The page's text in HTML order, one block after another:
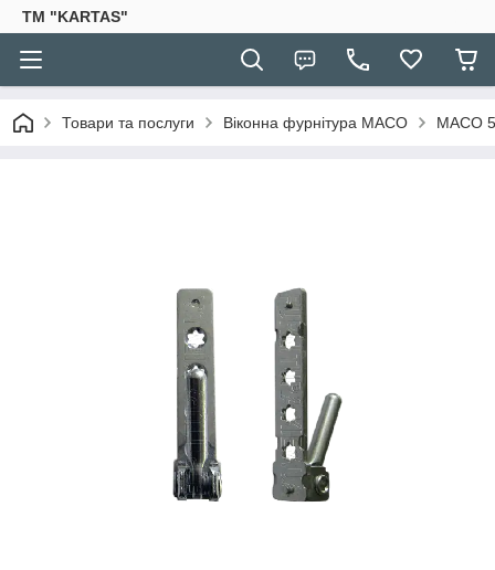
TM "KARTAS"
Товари та послуги Віконна фурнітура MACO MACO